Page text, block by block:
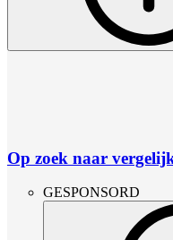
Op zoek naar
GESPONSORD